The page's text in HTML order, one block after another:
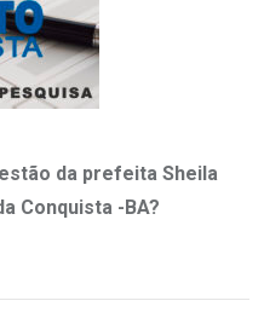
da prefeita Sheila
Conquista -BA?